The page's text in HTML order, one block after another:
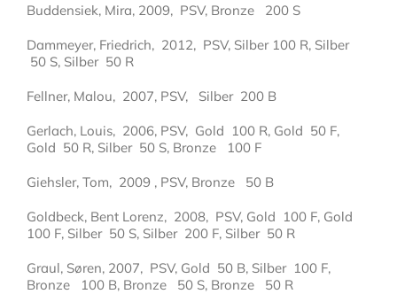
Buddensiek, Mira, 2009, PSV, Bronze 200 S
Dammeyer, Friedrich, 2012, PSV, Silber 100 R, Silber
50 S, Silber 50 R
Fellner, Malou, 2007, PSV, Silber 200 B
Gerlach, Louis, 2006, PSV, Gold 100 R, Gold 50 F,
Gold 50 R, Silber 50 S, Bronze 100 F
Giehsler, Tom, 2009 , PSV, Bronze 50 B
Goldbeck, Bent Lorenz, 2008, PSV, Gold 100 F, Gold
100 F, Silber 50 S, Silber 200 F, Silber 50 R
Graul, Søren, 2007, PSV, Gold 50 B, Silber 100 F,
Bronze 100 B, Bronze 50 S, Bronze 50 R